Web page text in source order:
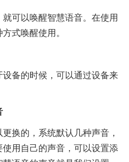
可以唤醒智慧语音。在使用
式唤醒使用。
备的时候，可以通过设备来
换的，系统默认几种声音，
用自己的声音，可以设置添